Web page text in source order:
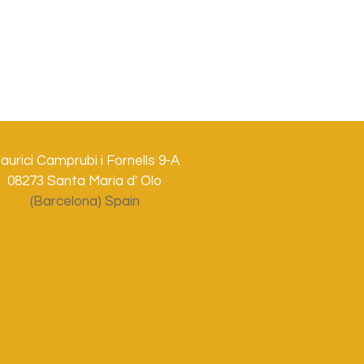
Camprubi i Fornells 9-A
08273 Santa Maria d' Olo
(Barcelona) Spain